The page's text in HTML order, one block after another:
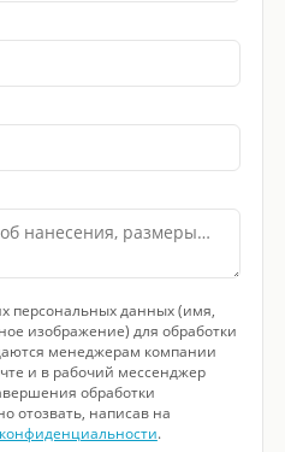
персональных данных (имя,
изображение) для обработки
менеджерам компании
и в рабочий мессенджер
обработки
отозвать, написав на
.